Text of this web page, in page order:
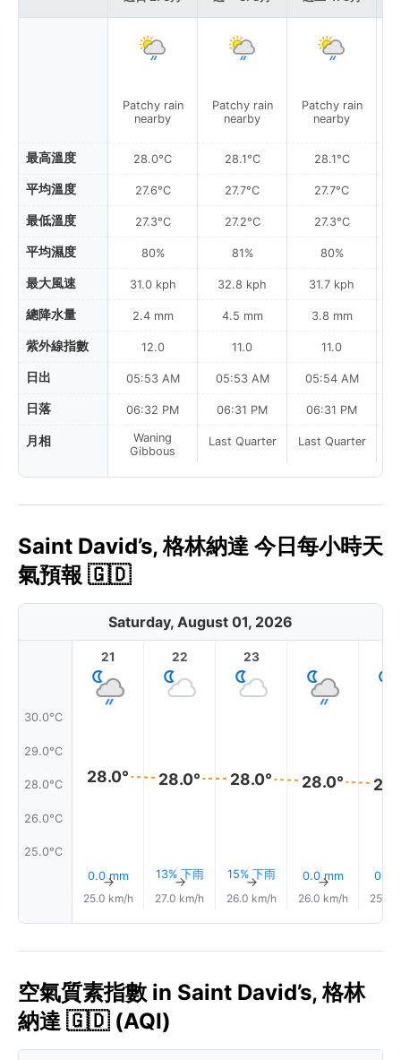
最高溫度
平均溫度
最低溫度
平均濕度
最大風速
總降水量
紫外線指數
日出
日落
月相
Patchy rain
nearby
28.0°C
27.6°C
27.3°C
80%
31.0 kph
2.4 mm
12.0
05:53 AM
06:32 PM
Waning
Gibbous
Patchy rain
nearby
28.1°C
27.7°C
27.2°C
81%
32.8 kph
4.5 mm
11.0
05:53 AM
06:31 PM
Last Quarter
Patchy rain
nearby
28.1°C
27.7°C
27.3°C
80%
31.7 kph
3.8 mm
11.0
05:54 AM
06:31 PM
Last Quarter
Saint David’s, 格林納達 今日每小時天
氣預報 🇬🇩
Saturday, August 01, 2026
30.0°C
29.0°C
28.0°C
26.0°C
25.0°C
21
28.0°
0.0 mm
↑
25.0 km/h
22
28.0°
13% 下雨
↑
27.0 km/h
23
28.0°
15% 下雨
↑
26.0 km/h
28.0°
0.0 mm
↑
26.0 km/h
0.0
25.0
空氣質素指數 in Saint David’s, 格林
納達 🇬🇩 (AQI)